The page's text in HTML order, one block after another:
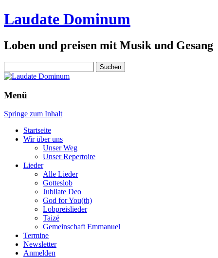
Laudate Dominum
Loben und preisen mit Musik und Gesang
nach:
Menü
Springe zum Inhalt
Startseite
Wir über uns
Unser Weg
Unser Repertoire
Lieder
Alle Lieder
Gotteslob
Jubilate Deo
God for You(th)
Lobpreislieder
Taizé
Gemeinschaft Emmanuel
Termine
Newsletter
Anmelden